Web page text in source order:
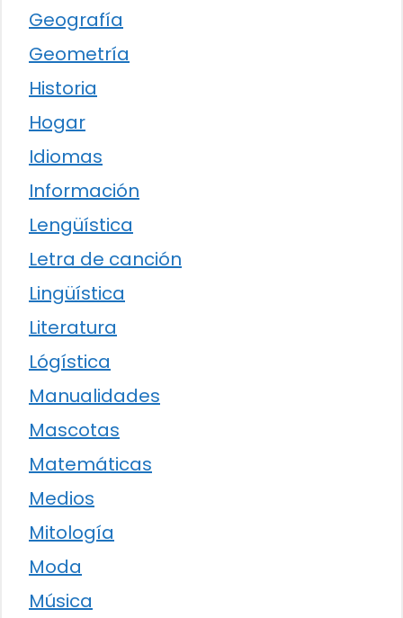
Geografía
Geometría
Historia
Hogar
Idiomas
Información
Lengüística
Letra de canción
Lingüística
Literatura
Lógística
Manualidades
Mascotas
Matemáticas
Medios
Mitología
Moda
Música